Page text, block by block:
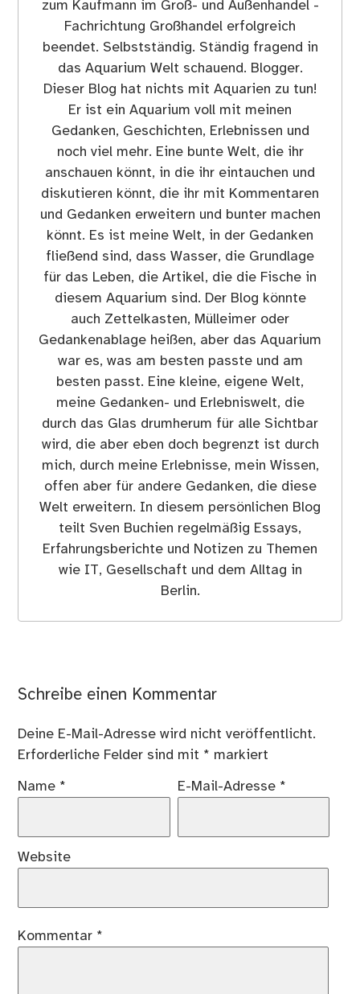
zum Kaufmann im Groß- und Außenhandel -
Fachrichtung Großhandel erfolgreich
beendet. Selbstständig. Ständig fragend in
das Aquarium Welt schauend. Blogger.
Dieser Blog hat nichts mit Aquarien zu tun!
Er ist ein Aquarium voll mit meinen
Gedanken, Geschichten, Erlebnissen und
noch viel mehr. Eine bunte Welt, die ihr
anschauen könnt, in die ihr eintauchen und
diskutieren könnt, die ihr mit Kommentaren
und Gedanken erweitern und bunter machen
könnt. Es ist meine Welt, in der Gedanken
fließend sind, dass Wasser, die Grundlage
für das Leben, die Artikel, die die Fische in
diesem Aquarium sind. Der Blog könnte
auch Zettelkasten, Mülleimer oder
Gedankenablage heißen, aber das Aquarium
war es, was am besten passte und am
besten passt. Eine kleine, eigene Welt,
meine Gedanken- und Erlebniswelt, die
durch das Glas drumherum für alle Sichtbar
wird, die aber eben doch begrenzt ist durch
mich, durch meine Erlebnisse, mein Wissen,
offen aber für andere Gedanken, die diese
Welt erweitern. In diesem persönlichen Blog
teilt Sven Buchien regelmäßig Essays,
Erfahrungsberichte und Notizen zu Themen
wie IT, Gesellschaft und dem Alltag in
Berlin.
Schreibe einen Kommentar
Deine E-Mail-Adresse wird nicht veröffentlicht.
Erforderliche Felder sind mit * markiert
Name * E-Mail-Adresse *
Website
Kommentar *